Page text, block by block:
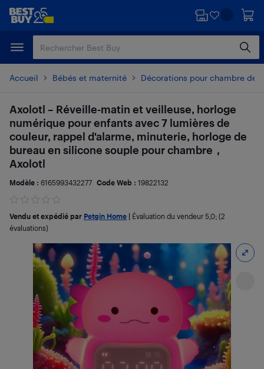
Passer
principal
Passer
Accueil Bébés et maternité Décorations pour chambre de
Axolotl – Réveille-matin et veilleuse, horloge
numérique pour enfants avec 7 lumières de
couleur, rappel d'alarme, minuterie, horloge de
bureau en silicone souple pour chambre，
Axolotl
Modèle : 6165993432277 Code Web : 19822132
Vendu et expédié par Petgin Home Évaluation du vendeur 5,0; (2
évaluations)